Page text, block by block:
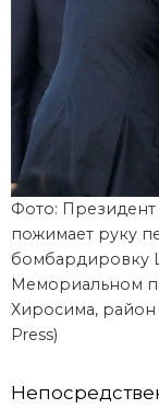
Фото:
пожимает руку
бомбардировку
Мемориальном
Хиросима, район
Press)